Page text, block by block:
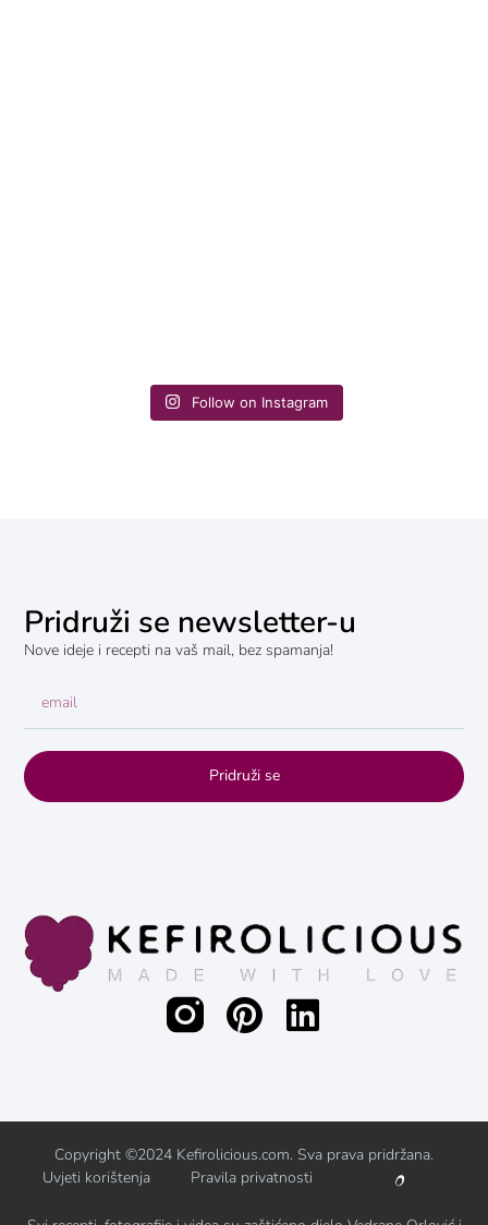
Follow on Instagram
Pridruži se newsletter-u
Nove ideje i recepti na vaš mail, bez spamanja!
Pridruži se
Copyright ©2024 Kefirolicious.com. Sva prava pridržana.
Uvjeti korištenja
Pravila privatnosti